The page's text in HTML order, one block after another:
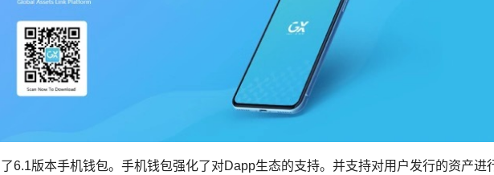
6.1版本手机钱包。手机钱包强化了对Dapp生态的支持。并支持对用户发行的资产进